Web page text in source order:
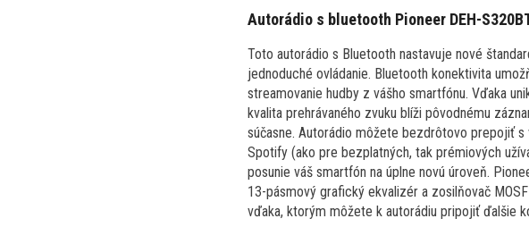
Autorádio s bluetooth Pioneer DEH-
Toto autorádio s Bluetooth nastavuje nové
jednoduché ovládanie. Bluetooth konektivita
streamovanie hudby z vášho smartfónu. Vďaka
kvalita prehrávaného zvuku blíži pôvodnému
súčasne. Autorádio môžete bezdrôtovo prepojiť
Spotify (ako pre bezplatných, tak prémiových
posunie váš smartfón na úplne novú úroveň.
13-pásmový grafický ekvalizér a zosilňovač
vďaka, ktorým môžete k autorádiu pripojiť ďalšie